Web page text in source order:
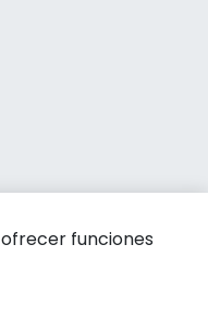
funciones